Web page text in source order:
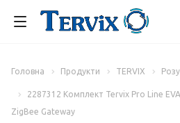
Головна Продукти TERVIX
2287312 Комплект Tervix Pro Line
ZigBee Gateway